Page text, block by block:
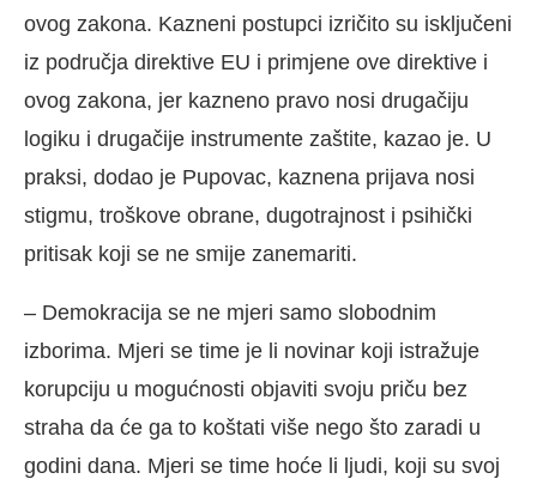
ovog zakona. Kazneni postupci izričito su isključeni
iz područja direktive EU i primjene ove direktive i
ovog zakona, jer kazneno pravo nosi drugačiju
logiku i drugačije instrumente zaštite, kazao je. U
praksi, dodao je Pupovac, kaznena prijava nosi
stigmu, troškove obrane, dugotrajnost i psihički
pritisak koji se ne smije zanemariti.
– Demokracija se ne mjeri samo slobodnim
izborima. Mjeri se time je li novinar koji istražuje
korupciju u mogućnosti objaviti svoju priču bez
straha da će ga to koštati više nego što zaradi u
godini dana. Mjeri se time hoće li ljudi, koji su svoj